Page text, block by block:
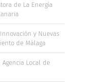
de La Energía
Innovación y Nuevas
de Málaga
Agencia Local de